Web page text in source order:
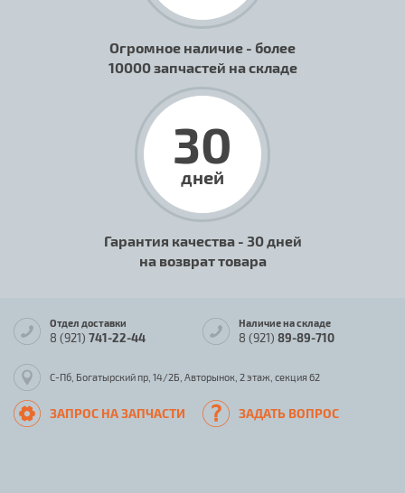
Огромное наличие - более
10000 запчастей на складе
30
дней
Гарантия качества - 30 дней
на возврат товара
Отдел доставки
8 (921) 741-22-44
Наличие на складе
8 (921) 89-89-710
С-Пб, Богатырский пр, 14/2Б, Авторынок, 2 этаж, секция 62
ЗАПРОС НА ЗАПЧАСТИ ЗАДАТЬ ВОПРОС